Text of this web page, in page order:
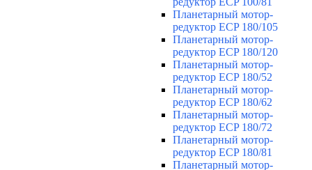
Планетарный мотор-
редуктор ECP 180/105
Планетарный мотор-
редуктор ECP 180/120
Планетарный мотор-
редуктор ECP 180/52
Планетарный мотор-
редуктор ECP 180/62
Планетарный мотор-
редуктор ECP 180/72
Планетарный мотор-
редуктор ECP 180/81
Планетарный мотор-